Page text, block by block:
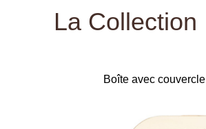
La Collection
Boîte avec couvercle